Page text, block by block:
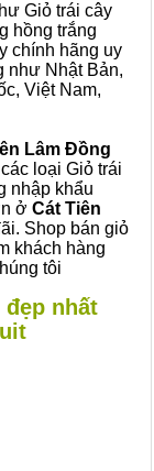
Giỏ trái cây
hồng trắng
chính hãng uy
như Nhật Bản,
Việt Nam,
Lâm Đồng
loại Giỏ trái
nhập khẩu
ở Cát Tiên
Shop bán giỏ
khách hàng
tôi
đẹp nhất